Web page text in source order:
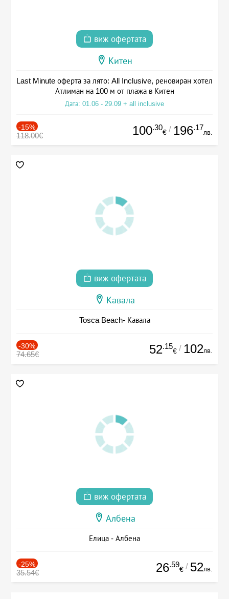
виж офертата
Китен
Last Minute оферта за лято: All Inclusive, реновиран хотел
Атлиман на 100 м от плажа в Китен
Дата: 01.06 - 29.09 + all inclusive
-15%
118.00€ 100.30
€ / 196.17
лв.
виж офертата
Кавала
Tosca Beach- Кавала
-30%
74.65€ 52.15
€ / 102лв.
виж офертата
Албена
Елица - Албена
-25%
35.54€ 26.59
€ / 52лв.